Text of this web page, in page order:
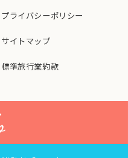
プライバシーポリシー
サイトマップ
標準旅行業約款